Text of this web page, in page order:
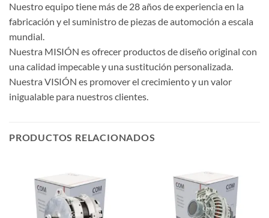
Nuestro equipo tiene más de 28 años de experiencia en la
fabricación y el suministro de piezas de automoción a escala
mundial.
Nuestra MISIÓN es ofrecer productos de diseño original con
una calidad impecable y una sustitución personalizada.
Nuestra VISIÓN es promover el crecimiento y un valor
inigualable para nuestros clientes.
PRODUCTOS RELACIONADOS